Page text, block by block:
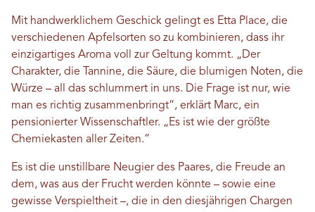
Mit handwerklichem Geschick gelingt es Etta Place, die
verschiedenen Apfelsorten so zu kombinieren, dass ihr
einzigartiges Aroma voll zur Geltung kommt. „Der
Charakter, die Tannine, die Säure, die blumigen Noten, die
Würze – all das schlummert in uns. Die Frage ist nur, wie
man es richtig zusammenbringt“, erklärt Marc, ein
pensionierter Wissenschaftler. „Es ist wie der größte
Chemiekasten aller Zeiten.“
Es ist die unstillbare Neugier des Paares, die Freude an
dem, was aus der Frucht werden könnte – sowie eine
gewisse Verspieltheit –, die in den diesjährigen Chargen